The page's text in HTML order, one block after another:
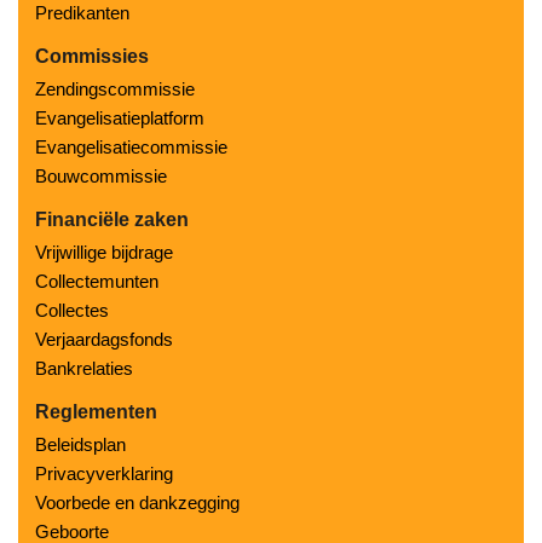
Predikanten
Commissies
Zendingscommissie
Evangelisatieplatform
Evangelisatiecommissie
Bouwcommissie
Financiële zaken
Vrijwillige bijdrage
Collectemunten
Collectes
Verjaardagsfonds
Bankrelaties
Reglementen
Beleidsplan
Privacyverklaring
Voorbede en dankzegging
Geboorte